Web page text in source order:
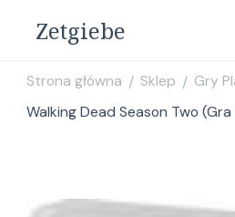
Zetgiebe
Strona główna / Sklep / Gry
Walking Dead Season Two (Gra